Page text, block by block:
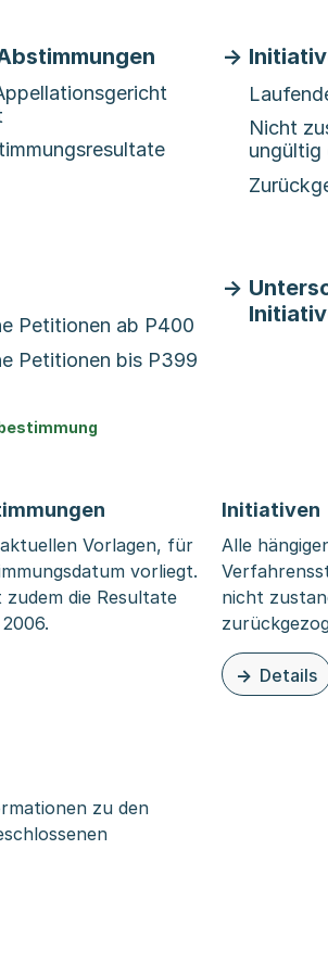
Nicht
ungültig
Petitionen ab P400
Petitionen bis P399
Vorlagen, für
vorliegt.
die Resultate
Wahlen und Abstimmungen
Initiativen
Alle
nicht
Details
zu dieser
zu den
Petitionen